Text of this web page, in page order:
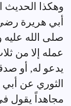
وهكذا
أبي هريرة
صلى الله
عمله إلا من
يدعو له, أو
الثوري عن
مجاهداً يقول